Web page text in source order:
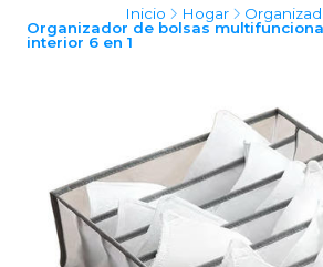
Inicio Hogar
Organizador de bolsas
interior 6 en 1